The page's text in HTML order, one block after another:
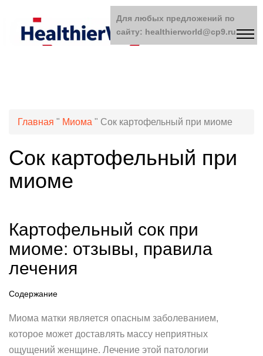
Главная " Миома " Сок картофельный при миоме
Сок картофельный при
миоме
Картофельный сок при
миоме: отзывы, правила
лечения
Содержание
Миома матки является опасным заболеванием,
которое может доставлять массу неприятных
ощущений женщине. Лечение этой патологии
Для любых предложений по
сайту: healthierworld@cp9.ru